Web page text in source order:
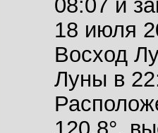
08:07 и
18 июля
Восход
Луны в
120.8°,